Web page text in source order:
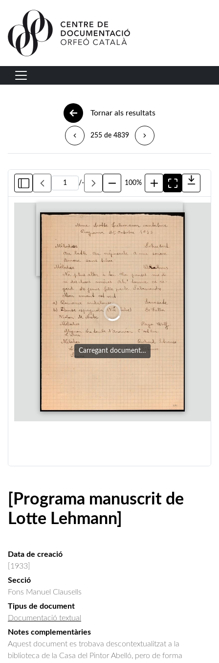
Vés al contingut
Navegació principal
Tornar als resultats
255 de 4839
/- 100%
Carregant document…
[Programa manuscrit de
Lotte Lehmann]
Data de creació
[1933]
Secció
Fons Manuel Clausells
Tipus de document
Documentació textual
Notes complementàries
Aquest document es trobava descontextualitzat a la
biblioteca de la Casa del Pintor Abelló, pero de forma